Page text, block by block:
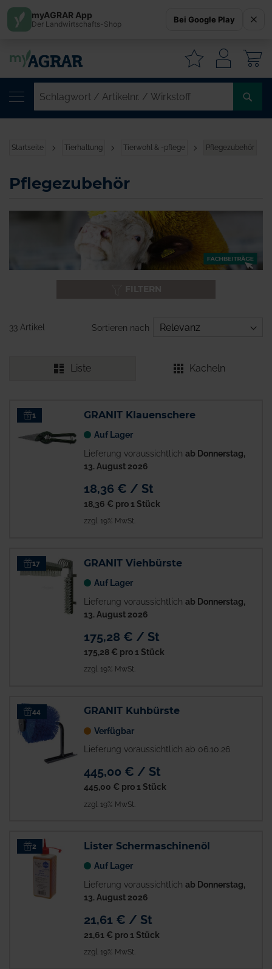
/
Startseite Tierhaltung Tierwohl & -pflege Pflegezubehör
Pflegezubehör
33 Artikel Sortieren nach
Liste Kacheln
1 GRANIT Klauenschere
Auf Lager
Lieferung voraussichtlich ab Donnerstag,
13. August 2026
18,36 € / St
18,36 € pro 1 Stück
zzgl. 19% MwSt.
17 GRANIT Viehbürste
Auf Lager
Lieferung voraussichtlich ab Donnerstag,
13. August 2026
175,28 € / St
175,28 € pro 1 Stück
zzgl. 19% MwSt.
44 GRANIT Kuhbürste
Verfügbar
Lieferung voraussichtlich ab 06.10.26
445,00 € / St
445,00 € pro 1 Stück
zzgl. 19% MwSt.
2 Lister Schermaschinenöl
Auf Lager
Lieferung voraussichtlich ab Donnerstag,
13. August 2026
21,61 € / St
21,61 € pro 1 Stück
zzgl. 19% MwSt.
myAGRAR App
Der Landwirtschafts-Shop Bei Google Play